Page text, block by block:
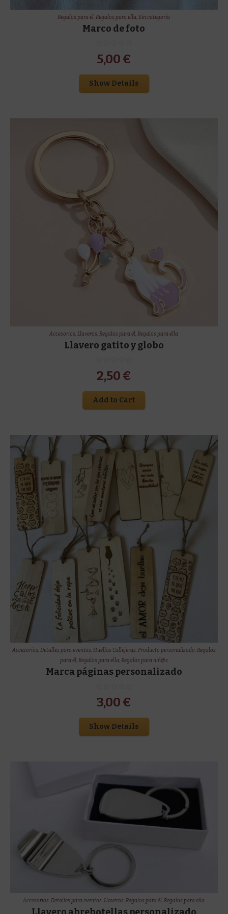
Regalos para él,Regalos para ella,Sin categoría
Marco de foto
5,00 €
Show Details
Accesorios,Llaveros,Regalos para él,Regalos para ella
Llavero gatito y globo
2,50 €
Add to Cart
Accesorios, Detalles para eventos, Huellas Callejeras, Producto personalizado, Regalos
para él, Regalos para ella, Regalos para niñ@s
Marca páginas personalizado
3,00 €
Show Details
Accesorios,Detalles para eventos,Llaveros,Regalos para él,Regalos para ella